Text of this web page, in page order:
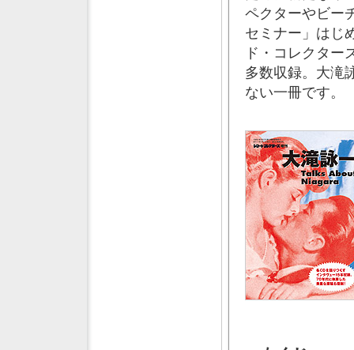
ペクターやビー
セミナー」はじ
ド・コレクター
多数収録。大滝
ない一冊です。